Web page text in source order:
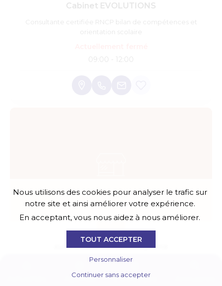
Cabinet EVOLUTIONS
Consultante certifiée RNCP bilan de compétences et
orientation scolaire
09:00 - 12:00
auto école de marcheprime
permis de conduire
Agenda E-boutique
Nous utilisons des cookies pour analyser le trafic sur
notre site et ainsi améliorer votre expérience.
En acceptant, vous nous aidez à nous améliorer.
TOUT ACCEPTER
Personnaliser
Continuer sans accepter